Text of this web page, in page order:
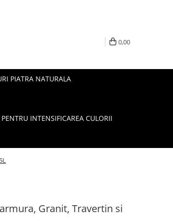
0,00
PIATRA NATURALA
INTENSIFICAREA CULORII
Granit, Travertin si